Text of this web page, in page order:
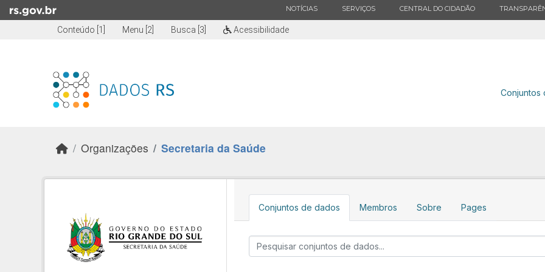
Skip to main content ESTADO
NOTÍCIAS ESTADO
SERVIÇOS ESTADO
CENTRAL DO CIDADÃO ESTADO
Conteúdo [1] Menu [2] Busca [3] Acessibilidade
Conjuntos
Organizações Secretaria da Saúde
Conjuntos de dados Membros Sobre Pages